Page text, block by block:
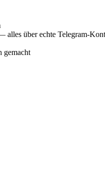
über echte Telegram-
gemacht